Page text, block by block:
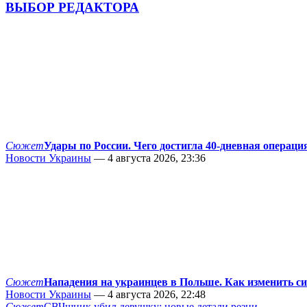
ВЫБОР РЕДАКТОРА
СюжетУдары по России. Чего достигла 40-дневная
Новости Украины — 4 августа 2026, 23:36
СюжетНападения на украинцев в Польше. Как изменить
Новости Украины — 4 августа 2026, 22:48